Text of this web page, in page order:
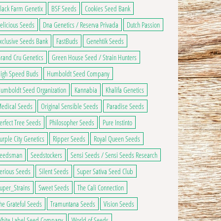
du produit
peuvent être choisies sur la page du produit
à 79,00€
a plusieurs variations. Les options peuvent être choisies sur la page du
Farm Genetix
BSF Seeds
Cookies Seed Bank
Seeds
Dna Genetics / Reserva Privada
Dutch Passion
Seeds Bank
FastBuds
Genehtik Seeds
Cru Genetics
Green House Seed / Strain Hunters
Speed Buds
Humboldt Seed Company
Seed Organization
Kannabia
Khalifa Genetics
Seeds
Original Sensible Seeds
Paradise Seeds
Tree Seeds
Philosopher Seeds
Pure Instinto
City Genetics
Ripper Seeds
Royal Queen Seeds
Seedstockers
Sensi Seeds / Sensi Seeds Research
Seeds
Silent Seeds
Super Sativa Seed Club
Sweet Seeds
The Cali Connection
Grateful Seeds
Tramuntana Seeds
Vision Seeds